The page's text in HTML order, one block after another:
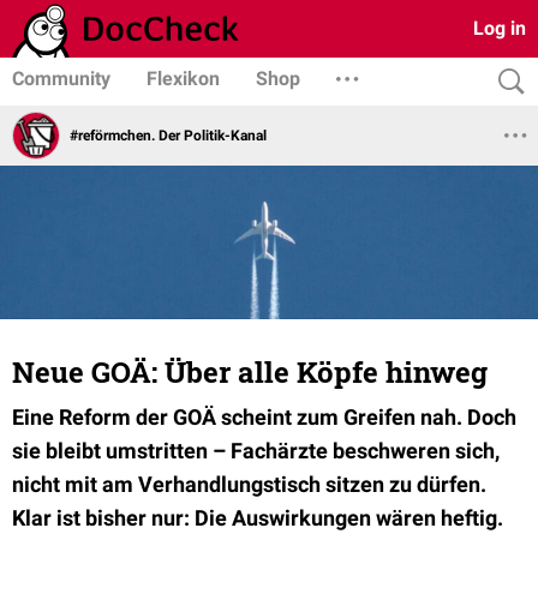
Log in
Community Flexikon Shop
#reförmchen. Der Politik-Kanal
Neue GOÄ: Über alle Köpfe hinweg
Eine Reform der GOÄ scheint zum Greifen nah. Doch
sie bleibt umstritten – Fachärzte beschweren sich,
nicht mit am Verhandlungstisch sitzen zu dürfen.
Klar ist bisher nur: Die Auswirkungen wären heftig.